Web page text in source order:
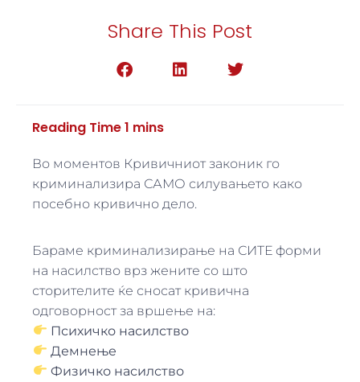
Share This Post
Во моментов Кривичниот законик го
криминализира САМО силувањето како
посебно кривично дело.
Бараме криминализирање на СИТЕ форми
на насилство врз жените со што
сторителите ќе сносат кривична
одговорност за вршење на:
Психичко насилство
Демнење
Физичко насилство